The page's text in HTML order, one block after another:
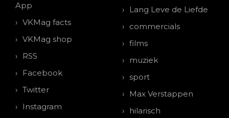
App
VKMag facts
VKMag shop
RSS
Facebook
Twitter
Instagram
Lang Leve de Liefde
commercials
films
muziek
sport
Max Verstappen
hilarisch